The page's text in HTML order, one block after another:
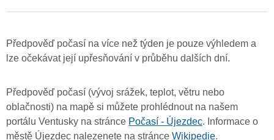
Předpověď počasí na více než týden je pouze výhledem a
lze očekávat její upřesňování v průběhu dalších dní.
Předpověď počasí (vývoj srážek, teplot, větru nebo
oblačnosti) na mapě si můžete prohlédnout na našem
portálu Ventusky na stránce Počasí - Újezdec. Informace o
městě Újezdec nalezenete na stránce Wikipedie.